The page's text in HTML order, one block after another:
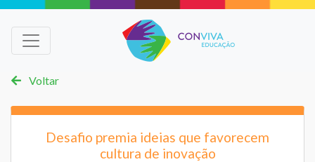
Voltar
Desafio premia ideias que favorecem
cultura de inovação